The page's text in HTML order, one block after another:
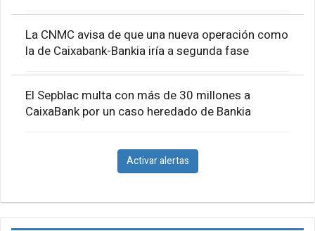
La CNMC avisa de que una nueva operación como
la de Caixabank-Bankia iría a segunda fase
El Sepblac multa con más de 30 millones a
CaixaBank por un caso heredado de Bankia
Activar alertas